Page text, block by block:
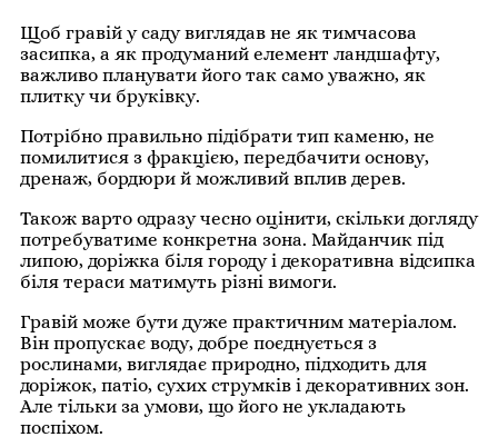
Щоб гравій у саду виглядав не як тимчасова
засипка, а як продуманий елемент ландшафту,
важливо планувати його так само уважно, як
плитку чи бруківку.
Потрібно правильно підібрати тип каменю, не
помилитися з фракцією, передбачити основу,
дренаж, бордюри й можливий вплив дерев.
Також варто одразу чесно оцінити, скільки догляду
потребуватиме конкретна зона. Майданчик під
липою, доріжка біля городу і декоративна відсипка
біля тераси матимуть різні вимоги.
Гравій може бути дуже практичним матеріалом.
Він пропускає воду, добре поєднується з
рослинами, виглядає природно, підходить для
доріжок, патіо, сухих струмків і декоративних зон.
Але тільки за умови, що його не укладають
поспіхом.